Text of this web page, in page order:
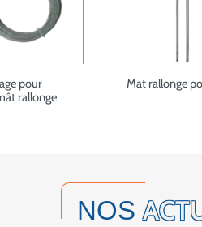
pour
rallonge
Mat rallonge
NOS